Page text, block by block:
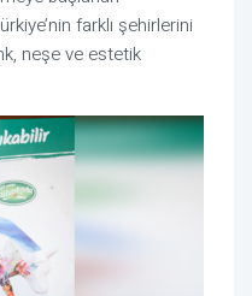
farklı şehirlerini
neşe ve estetik